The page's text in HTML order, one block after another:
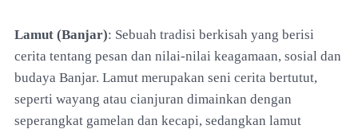
Lamut (Banjar): Sebuah tradisi berkisah yang berisi
cerita tentang pesan dan nilai-nilai keagamaan, sosial dan
budaya Banjar. Lamut merupakan seni cerita bertutut,
seperti wayang atau cianjuran dimainkan dengan
seperangkat gamelan dan kecapi, sedangkan lamut